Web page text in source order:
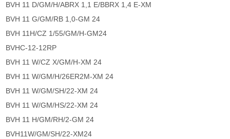
BVH 11 D/GM/H/ABRX 1,1 E/BBRX 1,4 E-XM
BVH 11 G/GM/RB 1,0-GM 24
BVH 11H/CZ 1/55/GM/H-GM24
BVHC-12-12RP
BVH 11 W/CZ X/GM/H-XM 24
BVH 11 W/GM/H/26ER2M-XM 24
BVH 11 W/GM/SH/22-XM 24
BVH 11 W/GM/HS/22-XM 24
BVH 11 H/GM/RH/2-GM 24
BVH11W/GM/SH/22-XM24